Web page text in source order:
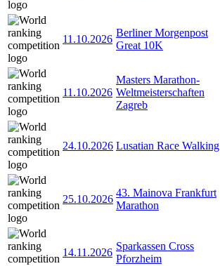
11.10.2026
Berliner Morgenpost
Great 10K
11.10.2026
Masters Marathon-
Weltmeisterschaften
Zagreb
24.10.2026 Lusatian Race Walking
25.10.2026
43. Mainova Frankfurt
Marathon
14.11.2026
Sparkassen Cross
Pforzheim